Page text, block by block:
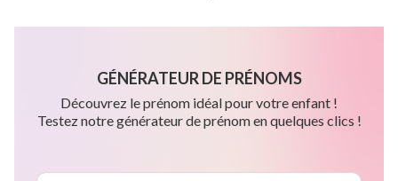
GÉNÉRATEUR DE PRÉNOMS
Découvrez le prénom idéal pour votre enfant !
Testez notre générateur de prénom en quelques clics !